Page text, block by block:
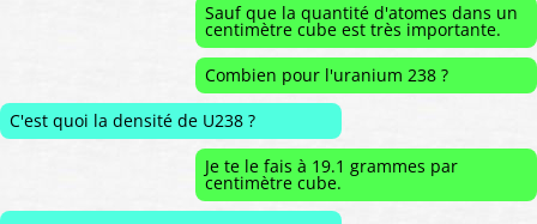
Sauf que la quantité d'atomes dans un
centimètre cube est très importante.
Combien pour l'uranium 238 ?
C'est quoi la densité de U238 ?
Je te le fais à 19.1 grammes par
centimètre cube.